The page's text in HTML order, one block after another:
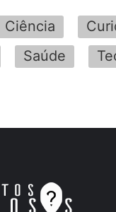
Ciência
Saúde